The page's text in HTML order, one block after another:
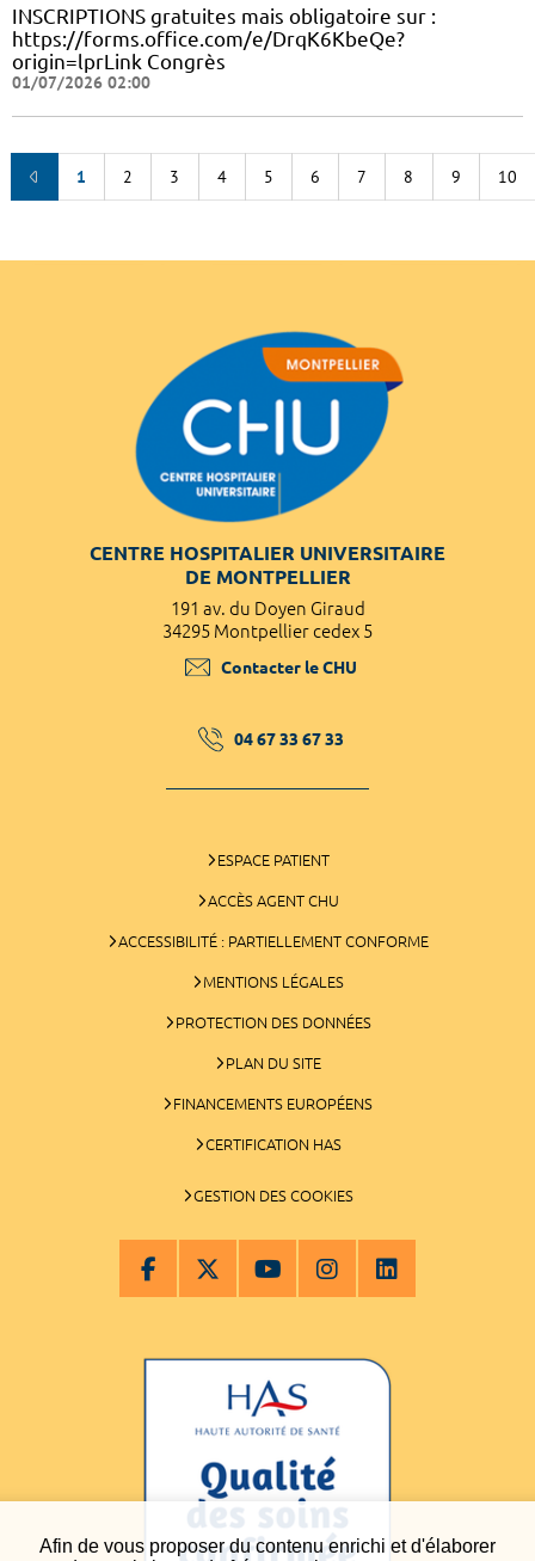
Afin de vous proposer du contenu enrichi et d'élaborer
INSCRIPTIONS gratuites mais obligatoire sur :
https://forms.office.com/e/DrqK6KbeQe?
origin=lprLink Congrès
01/07/2026 02:00
1 2 3 4 5 6 7 8 9 10
CENTRE HOSPITALIER UNIVERSITAIRE
DE MONTPELLIER
191 av. du Doyen Giraud
34295 Montpellier cedex 5
Contacter le CHU
04 67 33 67 33
ESPACE PATIENT
ACCÈS AGENT CHU
ACCESSIBILITÉ : PARTIELLEMENT CONFORME
MENTIONS LÉGALES
PROTECTION DES DONNÉES
PLAN DU SITE
FINANCEMENTS EUROPÉENS
CERTIFICATION HAS
GESTION DES COOKIES